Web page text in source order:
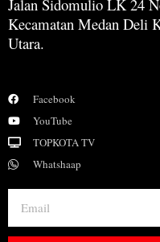
Jalan Sidomulio LK 24
Kecamatan Medan Deli
Utara.
Facebook
YouTube
TOPKOTA TV
Whatshaap